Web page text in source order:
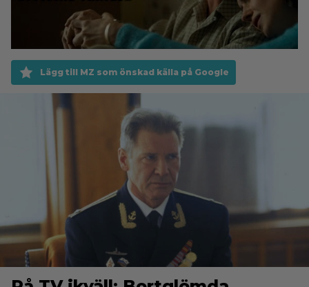
Lägg till MZ som önskad källa på Google